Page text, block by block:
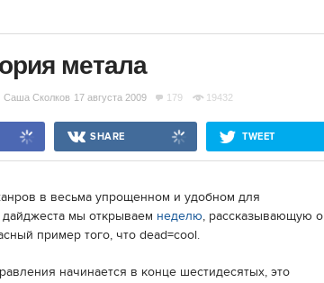
метала
Саша Сколков 17 августа 2009 179 19432
SHARE TWEET
в весьма упрощенном и удобном для
мы открываем неделю, рассказывающую о
пример того, что dead=cool.
начинается в конце шестидесятых, это